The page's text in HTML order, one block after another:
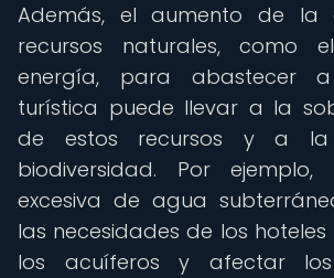
Además, el aumento de la
recursos naturales,
energía, para abastecer
turística puede llevar a la
de estos recursos y a
biodiversidad. Por ejemplo,
excesiva de agua
las necesidades de los
los acuíferos y afectar los